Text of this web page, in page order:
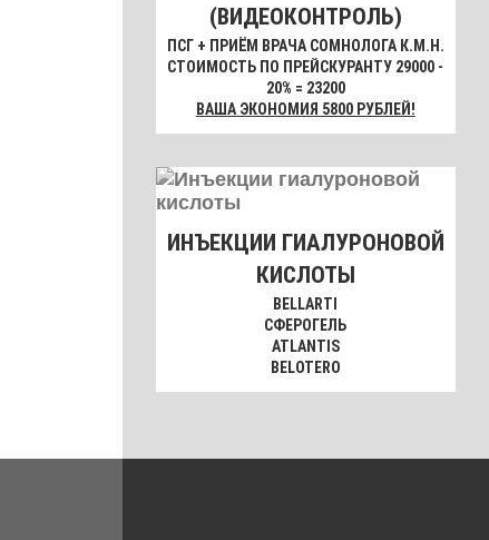
(ВИДЕОКОНТРОЛЬ)
ПСГ + ПРИЁМ ВРАЧА СОМНОЛОГА К.М.Н.
СТОИМОСТЬ ПО ПРЕЙСКУРАНТУ 29000 -
20% = 23200
ВАША ЭКОНОМИЯ 5800 РУБЛЕЙ!
ИНЪЕКЦИИ ГИАЛУРОНОВОЙ
КИСЛОТЫ
BELLARTI
СФЕРОГЕЛЬ
ATLANTIS
BELOTERO